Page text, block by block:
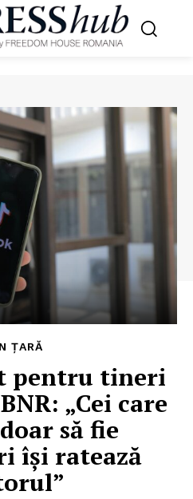
ȚARĂ
pentru tineri
„Cei care
să fie
își ratează